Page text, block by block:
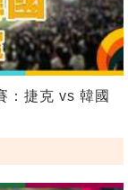
：捷克 vs 韓國